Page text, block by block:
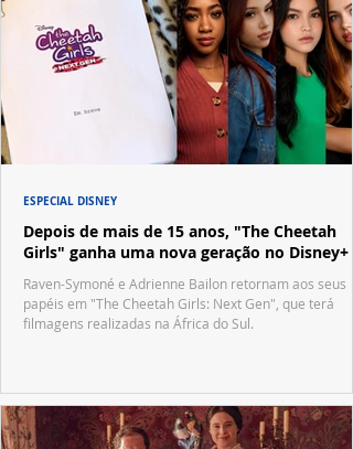
Depois de mais de 15 anos, "The Cheetah
Girls" ganha uma nova geração no Disney+
Raven-Symoné e Adrienne Bailon retornam aos seus
papéis em "The Cheetah Girls: Next Gen", que terá
filmagens realizadas na África do Sul.
ESPECIAL DISNEY